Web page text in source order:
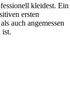
kleidest. Ein
ersten
auch angemessen
ist.